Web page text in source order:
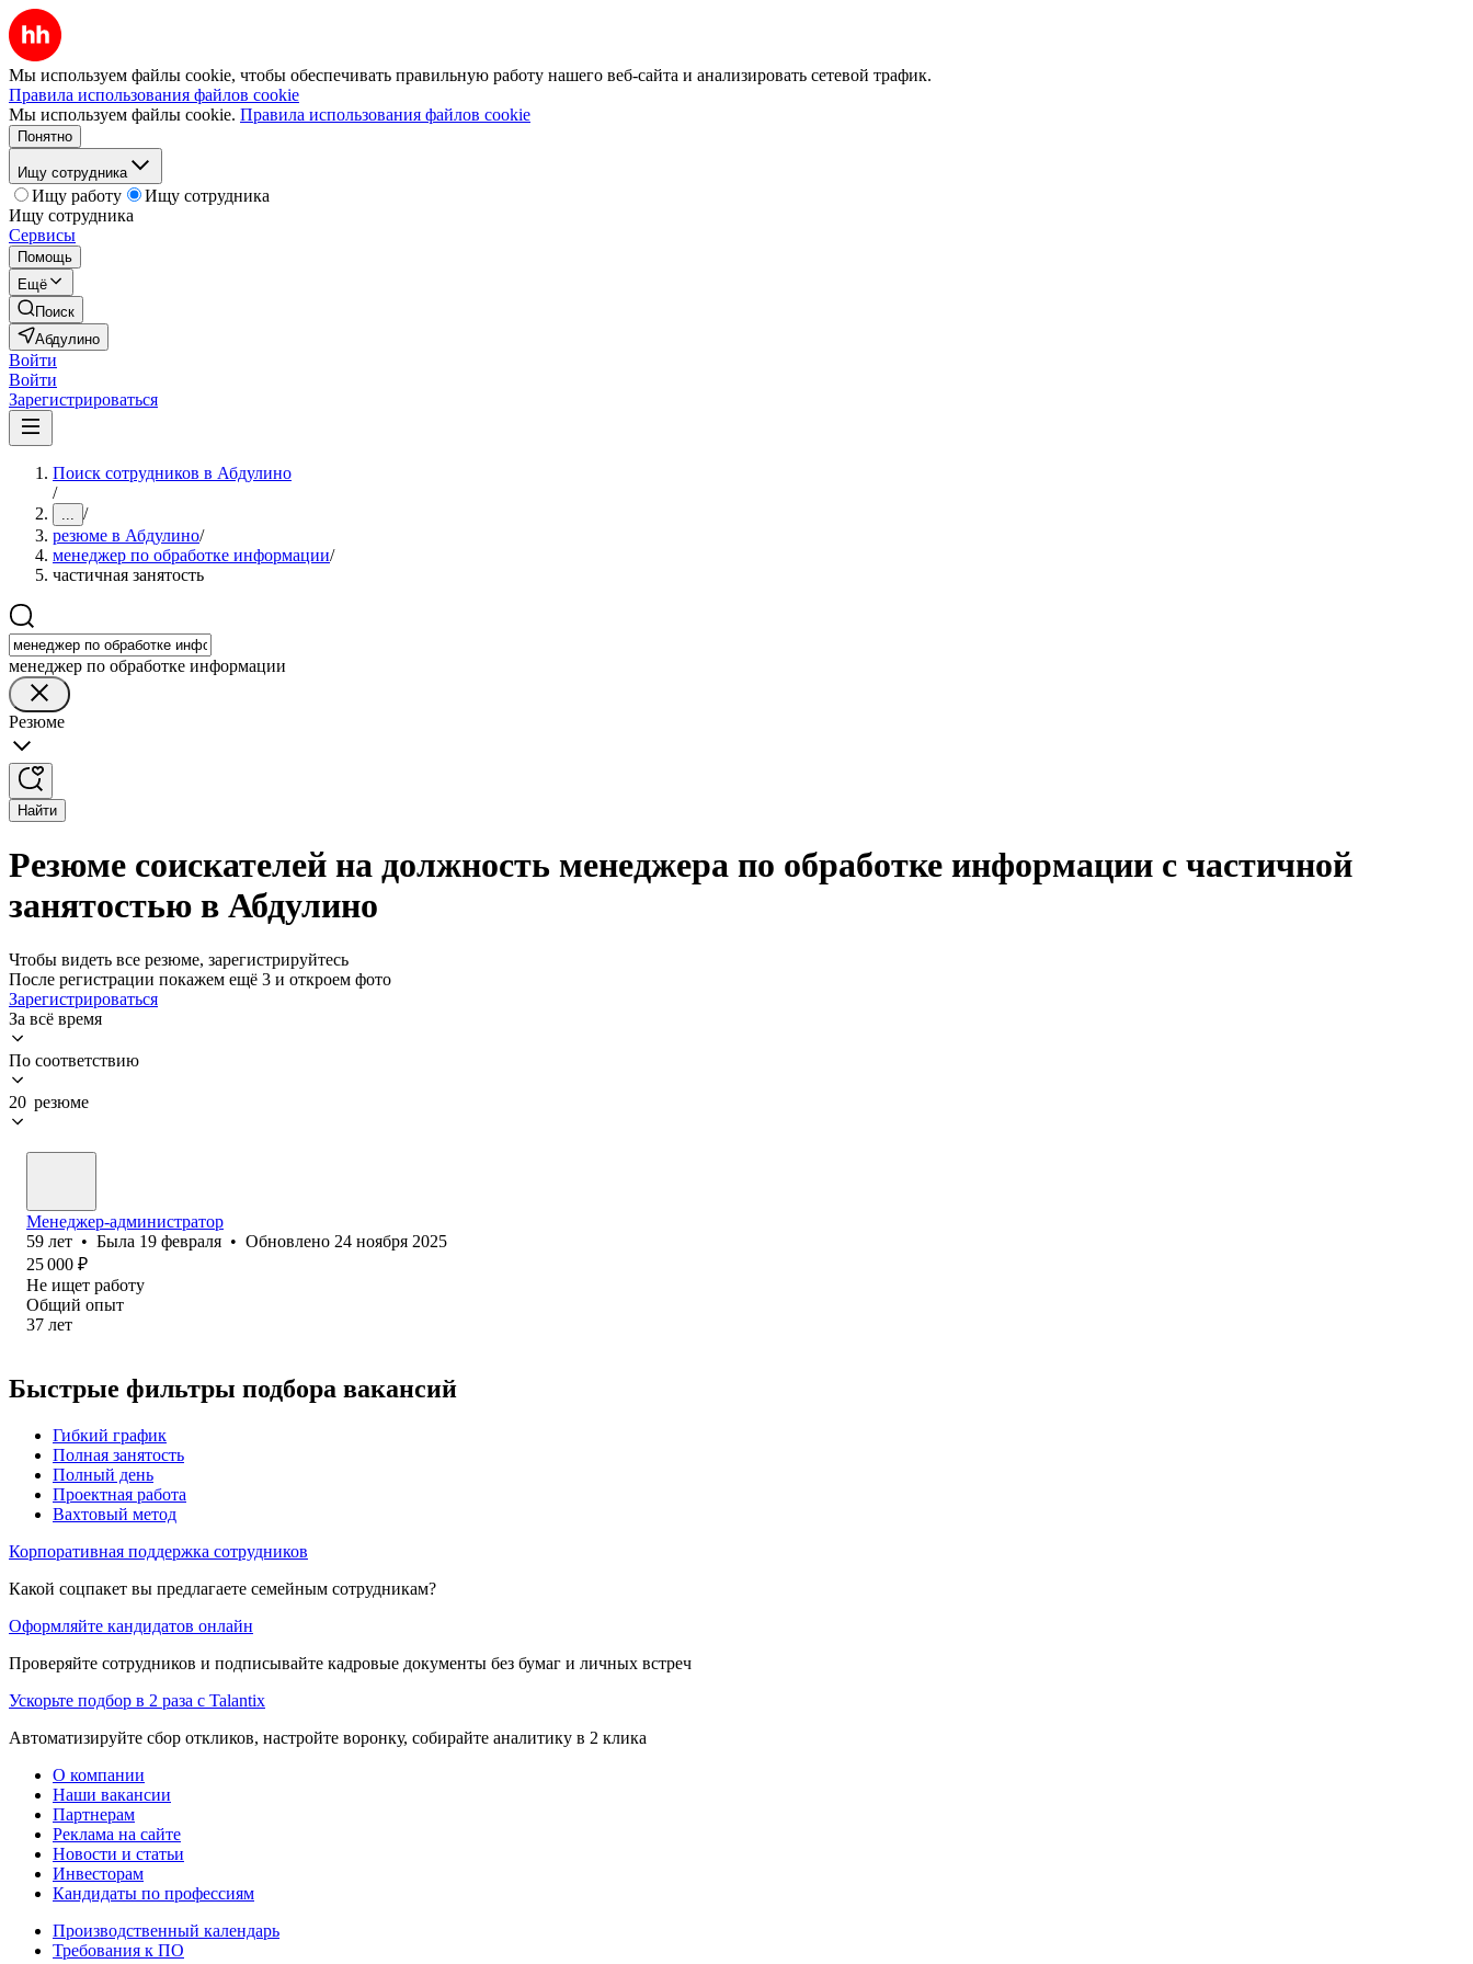
Мы используем файлы cookie, чтобы обеспечивать правильную работу нашего веб-сайта и анализировать сетевой трафик.
Правила использования файлов cookie
Мы используем файлы cookie. Правила использования файлов cookie
Понятно
Ищу сотрудника
Ищу работу
Ищу сотрудника
Ищу сотрудника
Сервисы
Помощь
Ещё
Поиск
Абдулино
Войти
Войти
Зарегистрироваться
Поиск сотрудников в Абдулино
/
... /
резюме в Абдулино/
менеджер по обработке информации/
частичная занятость
менеджер по обработке информации
Резюме
Найти
Резюме соискателей на должность менеджера по обработке информации с частичной
занятостью в Абдулино
Чтобы видеть все резюме, зарегистрируйтесь
После регистрации покажем ещё 3 и откроем фото
Зарегистрироваться
За всё время
По соответствию
20 резюме
Менеджер-администратор
59 лет • Была 19 февраля • Обновлено 24 ноября 2025
25 000 ₽
Не ищет работу
Общий опыт
37 лет
Быстрые фильтры подбора вакансий
Гибкий график
Полная занятость
Полный день
Проектная работа
Вахтовый метод
Корпоративная поддержка сотрудников
Какой соцпакет вы предлагаете семейным сотрудникам?
Оформляйте кандидатов онлайн
Проверяйте сотрудников и подписывайте кадровые документы без бумаг и личных встреч
Ускорьте подбор в 2 раза с Talantix
Автоматизируйте сбор откликов, настройте воронку, собирайте аналитику в 2 клика
О компании
Наши вакансии
Партнерам
Реклама на сайте
Новости и статьи
Инвесторам
Кандидаты по профессиям
Производственный календарь
Требования к ПО